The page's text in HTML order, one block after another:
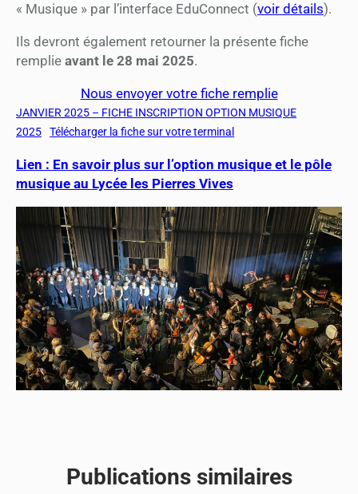
« Musique » par l’interface EduConnect (voir détails).
Ils devront également retourner la présente fiche
remplie avant le 28 mai 2025.
Nous envoyer votre fiche remplie
JANVIER 2025 – FICHE INSCRIPTION OPTION MUSIQUE
2025
Télécharger la fiche sur votre terminal
Lien : En savoir plus sur l’option musique et le pôle
musique au Lycée les Pierres Vives
Publications similaires